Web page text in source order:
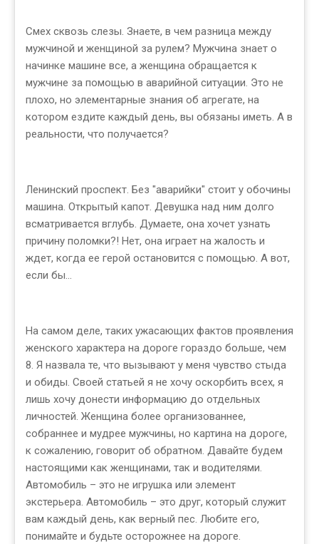
Смех сквозь слезы. Знаете, в чем разница между
мужчиной и женщиной за рулем? Мужчина знает о
начинке машине все, а женщина обращается к
мужчине за помощью в аварийной ситуации. Это не
плохо, но элементарные знания об агрегате, на
котором ездите каждый день, вы обязаны иметь. А в
реальности, что получается?
Ленинский проспект. Без "аварийки" стоит у обочины
машина. Открытый капот. Девушка над ним долго
всматривается вглубь. Думаете, она хочет узнать
причину поломки?! Нет, она играет на жалость и
ждет, когда ее герой остановится с помощью. А вот,
если бы…
На самом деле, таких ужасающих фактов проявления
женского характера на дороге гораздо больше, чем
8. Я назвала те, что вызывают у меня чувство стыда
и обиды. Своей статьей я не хочу оскорбить всех, я
лишь хочу донести информацию до отдельных
личностей. Женщина более организованнее,
собраннее и мудрее мужчины, но картина на дороге,
к сожалению, говорит об обратном. Давайте будем
настоящими как женщинами, так и водителями.
Автомобиль – это не игрушка или элемент
экстерьера. Автомобиль – это друг, который служит
вам каждый день, как верный пес. Любите его,
понимайте и будьте осторожнее на дороге.